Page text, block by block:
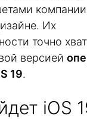
Их
точно
версией
19.
iOS